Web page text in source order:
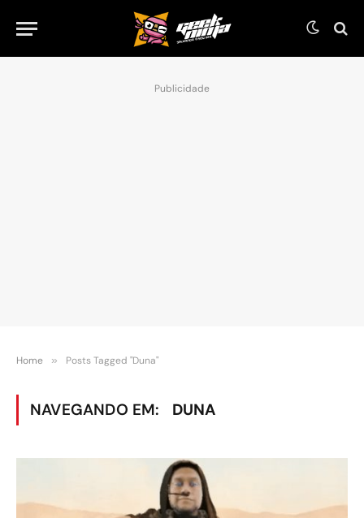
Publicidade
Home » Posts Tagged "Duna"
NAVEGANDO EM: DUNA